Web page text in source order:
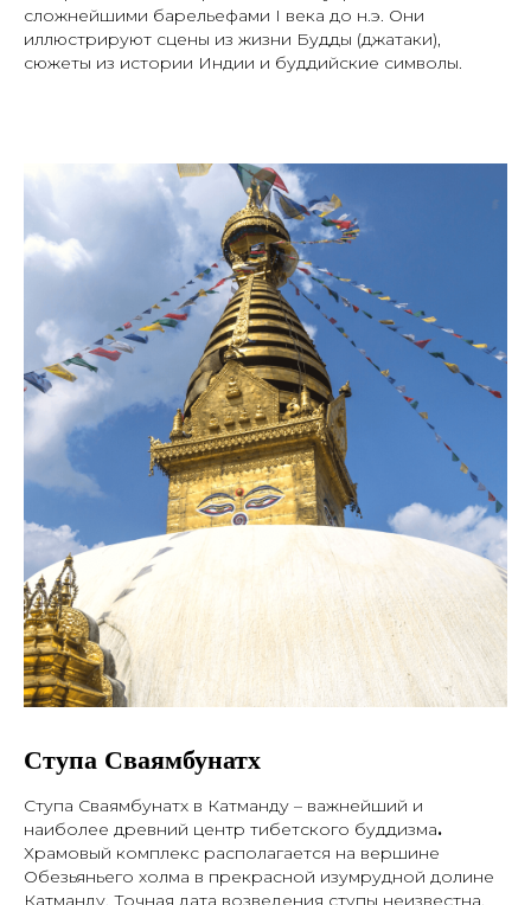
сложнейшими барельефами I века до н.э. Они
иллюстрируют сцены из жизни Будды (джатаки),
сюжеты из истории Индии и буддийские символы.
Ступа Сваямбунатх
Ступа Сваямбунатх в Катманду – важнейший и
наиболее древний центр тибетского буддизма.
Храмовый комплекс располагается на вершине
Обезьяньего холма в прекрасной изумрудной долине
Катманду. Точная дата возведения ступы неизвестна,